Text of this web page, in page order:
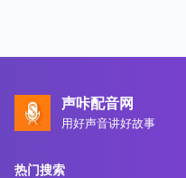
声咔配音网
用好声音讲好故事
热门搜索